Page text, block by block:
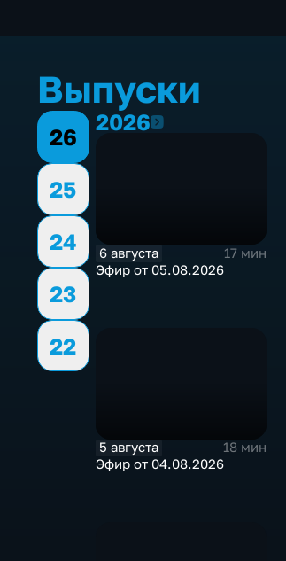
Выпуски
26
25
24
23
22
20262026
6 августа
17 мин
Эфир от 05.08.2026
5 августа
18 мин
Эфир от 04.08.2026